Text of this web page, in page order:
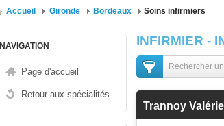
Accueil Gironde Bordeaux Soins infirmiers
NAVIGATION
Page d'accueil
Retour aux spécialités
INFIRMIER -
Trannoy Valérie